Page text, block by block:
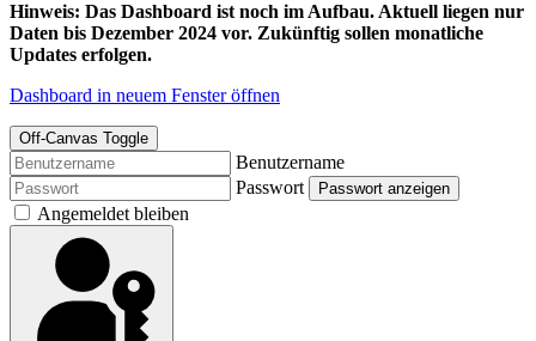
Hinweis: Das Dashboard ist noch im Aufbau. Aktuell liegen nur
Daten bis Dezember 2024 vor. Zukünftig sollen monatliche
Updates erfolgen.
Dashboard in neuem Fenster öffnen
Off-Canvas Toggle
Benutzername
Passwort
Passwort anzeigen
Angemeldet bleiben